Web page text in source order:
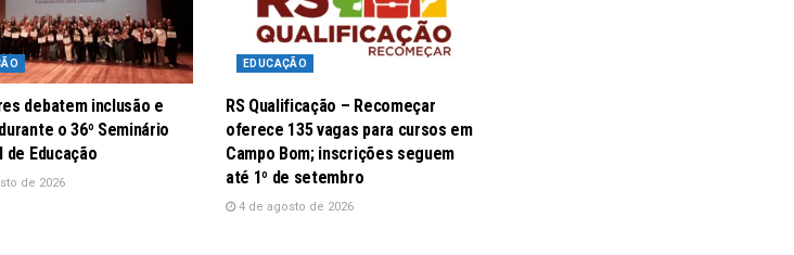
debatem inclusão e
o 36º Seminário
de Educação
de 2026
EDUCAÇÃO
RS Qualificação – Recomeçar
oferece 135 vagas para cursos em
Campo Bom; inscrições seguem
até 1º de setembro
4 de agosto de 2026